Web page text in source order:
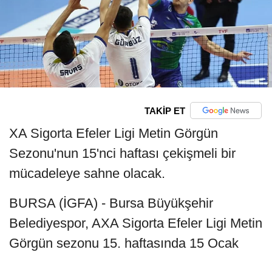
TAKİP ET
XA Sigorta Efeler Ligi Metin Görgün
Sezonu'nun 15'nci haftası çekişmeli bir
mücadeleye sahne olacak.
BURSA (İGFA) - Bursa Büyükşehir
Belediyespor, AXA Sigorta Efeler Ligi Metin
Görgün sezonu 15. haftasında 15 Ocak